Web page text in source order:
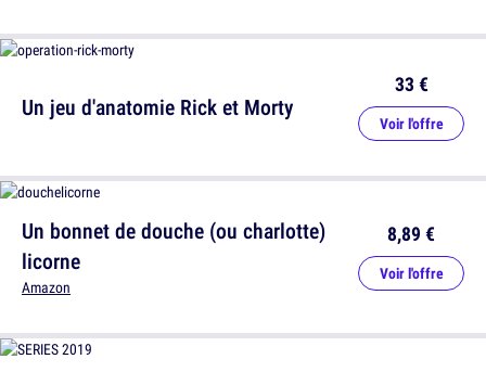
Un bonnet de douche (ou charlotte)
licorne
Amazon
8,89 €
Voir l'offre
Un jeu d'anatomie Rick et Morty
33 €
Voir l'offre